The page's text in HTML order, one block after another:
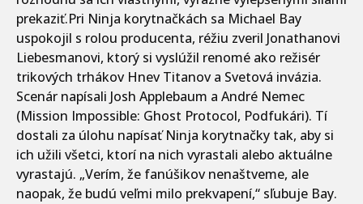
prekaziť.Pri Ninja korytnačkách sa Michael Bay
uspokojil s rolou producenta, réžiu zveril Jonathanovi
Liebesmanovi, ktorý si vyslúžil renomé ako režisér
trikových trhákov Hnev Titanov a Svetová invázia.
Scenár napísali Josh Applebaum a André Nemec
(Mission Impossible: Ghost Protocol, Podfukári). Tí
dostali za úlohu napísať Ninja korytnačky tak, aby si
ich užili všetci, ktorí na nich vyrastali alebo aktuálne
vyrastajú. „Verím, že fanúšikov nenaštveme, ale
naopak, že budú veľmi milo prekvapení,“ sľubuje Bay.